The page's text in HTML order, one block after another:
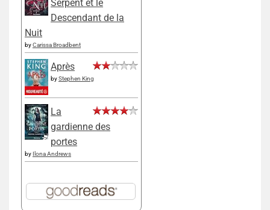
Serpent et le
Descendant de la
Nuit
byCarissa Broadbent
Après
byStephen King
La
gardienne des
portes
by Ilona Andrews